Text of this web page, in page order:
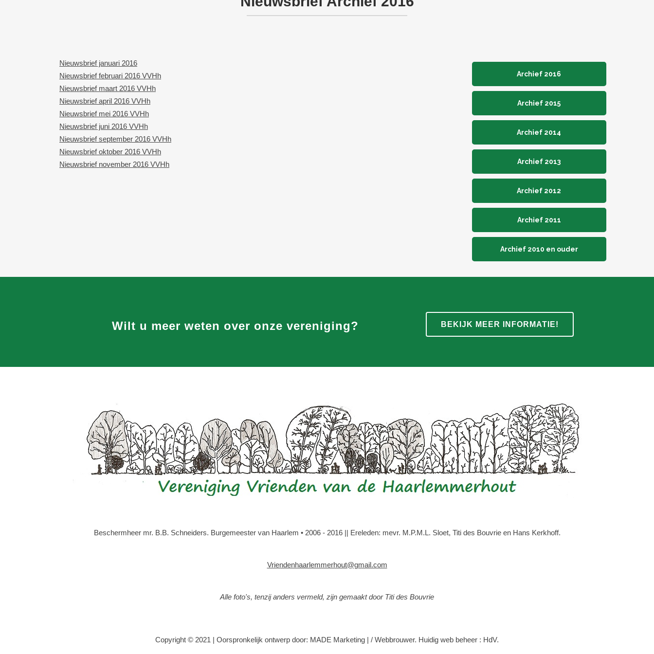
Nieuwsbrief januari 2016
Nieuwsbrief februari 2016 VVHh
Nieuwsbrief maart 2016 VVHh
Nieuwsbrief april 2016 VVHh
Nieuwsbrief mei 2016 VVHh
Nieuwsbrief juni 2016 VVHh
Nieuwsbrief september 2016 VVHh
Nieuwsbrief oktober 2016 VVHh
Nieuwsbrief november 2016 VVHh
Archief 2016
Archief 2015
Archief 2014
Archief 2013
Archief 2012
Archief 2011
Archief 2010 en ouder
Wilt u meer weten over onze vereniging? BEKIJK MEER INFORMATIE!
Beschermheer mr. B.B. Schneiders. Burgemeester van Haarlem • 2006 - 2016 || Ereleden: mevr. M.P.M.L. Sloet, Titi des Bouvrie en Hans Kerkhoff.
Vriendenhaarlemmerhout@gmail.com
Alle foto's, tenzij anders vermeld, zijn gemaakt door Titi des Bouvrie
Copyright © 2021 | Oorspronkelijk ontwerp door: MADE Marketing | / Webbrouwer. Huidig web beheer : HdV.